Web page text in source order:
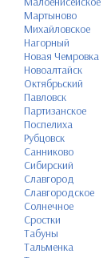
Мартыново
Михайловское
Нагорный
Новая Чемровка
Новоалтайск
Октябрьский
Павловск
Партизанское
Поспелиха
Рубцовск
Санниково
Сибирский
Славгород
Славгородское
Солнечное
Сростки
Табуны
Тальменка